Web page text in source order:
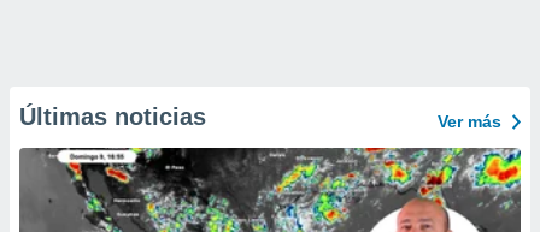
Últimas noticias Ver más